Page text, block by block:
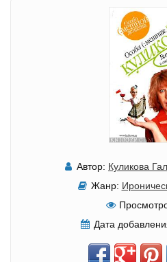
Автор: Куликова
Жанр:
Дата